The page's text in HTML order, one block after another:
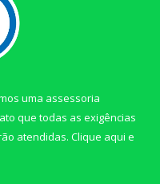
uma assessoria
que todas as exigências
atendidas. Clique aqui e